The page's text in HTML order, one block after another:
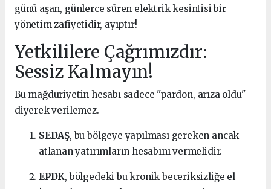
günü aşan, günlerce süren elektrik kesintisi bir
yönetim zafiyetidir, ayıptır!
Yetkililere Çağrımızdır:
Sessiz Kalmayın!
Bu mağduriyetin hesabı sadece "pardon, arıza oldu"
diyerek verilemez.
SEDAŞ, bu bölgeye yapılması gereken ancak
atlanan yatırımların hesabını vermelidir.
EPDK, bölgedeki bu kronik beceriksizliğe el